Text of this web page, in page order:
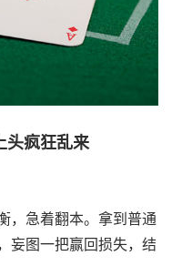
头疯狂乱来
，急着翻本。拿到普通
妄图一把赢回损失，结